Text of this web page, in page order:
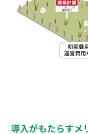
導入がもたらすメ